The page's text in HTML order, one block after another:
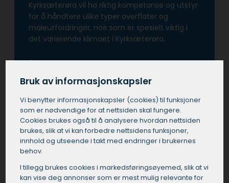
Kyrksæterøra vil ha riktig kompetanse og utstyr
for å håndtere ulike typer overflater og
maleutfordringer, noe som er spesielt viktig i
det varierende klimaet i Kyrksæterøra.
sikrer også at alle aspekter av jobben blir utført i
tråd med de nyeste standardene for sikkerhet
og miljøvennlighet. En profesjonell maler i
Kyrksæterøra forstår betydningen av grundig
forarbeid, noe som er nøkkelen til varig og
tiltalende sluttresultat. I tillegg, når man
ansetter en maler i Kyrksæterøra, får man
nytte av deres ekspertise til å velge riktige
materialer og farger, noe som kan forvandle
ethvert rom eller bygning.
Bruk av informasjonskapsler
Vi benytter informasjons­kapsler (cookies) til funksjoner
som er nødvendige for at nettsiden skal fungere.
Cookies brukes også til å analysere hvordan nettsiden
brukes, slik at vi kan forbedre nettsidens funksjoner,
innhold og utseende i takt med endringer i brukernes
behov.
I tillegg brukes cookies i markedsførings­øyemed, slik at vi
kan vise deg annonser som er mest mulig relevante for